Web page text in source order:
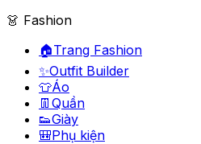
👗 Fashion
🏠Trang Fashion
✨Outfit Builder
👕Áo
👖 Quần
👟Giày
🎒Phụ kiện